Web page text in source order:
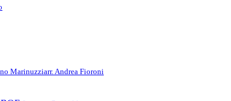
Marinuzziarr. Andrea Fioroni